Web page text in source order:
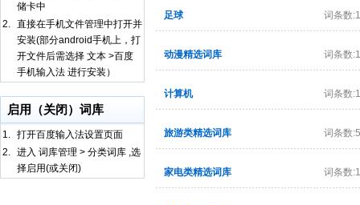
储卡中
2. 直接在手机文件管理中打开并
安装(部分android手机上，打
开文件后需选择 文本 >百度
手机输入法 进行安装）
启用（关闭）词库
1. 打开百度输入法设置页面
2. 进入 词库管理 > 分类词库 ,选
择启用(或关闭)
足球 词条数
动漫精选词库 词条数
计算机 词条数
旅游类精选词库 词条数
家电类精选词库 词条数